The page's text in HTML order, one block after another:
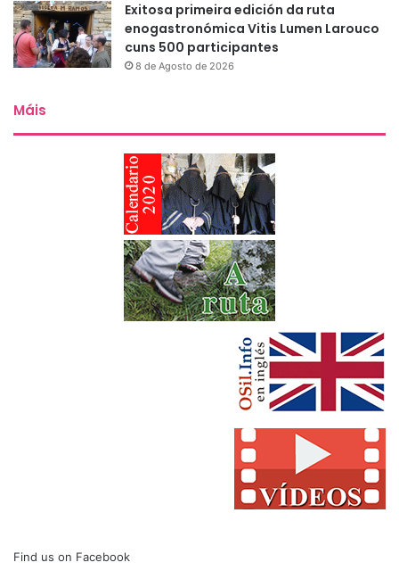
Exitosa primeira edición da ruta
enogastronómica Vitis Lumen Larouco
cuns 500 participantes
8 de Agosto de 2026
Máis
Find us on Facebook